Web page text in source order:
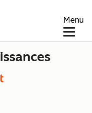
Menu